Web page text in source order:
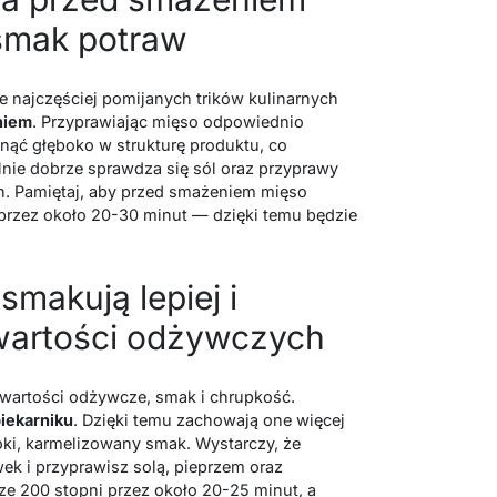
potraw
najczęściej pomijanych trików kulinarnych
. Przyprawiając mięso odpowiednio
głęboko w strukturę produktu, co
dobrze sprawdza się sól oraz przyprawy
Pamiętaj, aby przed smażeniem mięso
około 20-30 minut — dzięki temu będzie
lepiej i
odżywczych
odżywcze, smak i chrupkość.
. Dzięki temu zachowają one więcej
karmelizowany smak. Wystarczy, że
i przyprawisz solą, pieprzem oraz
200 stopni przez około 20-25 minut, a